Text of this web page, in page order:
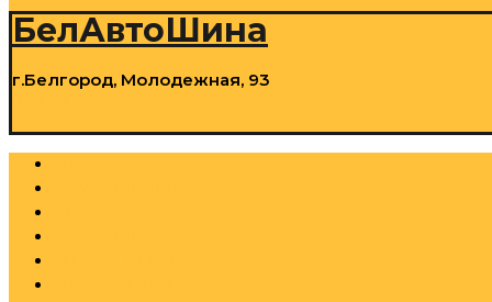
БелАвтоШина
г.Белгород, Молодежная, 93